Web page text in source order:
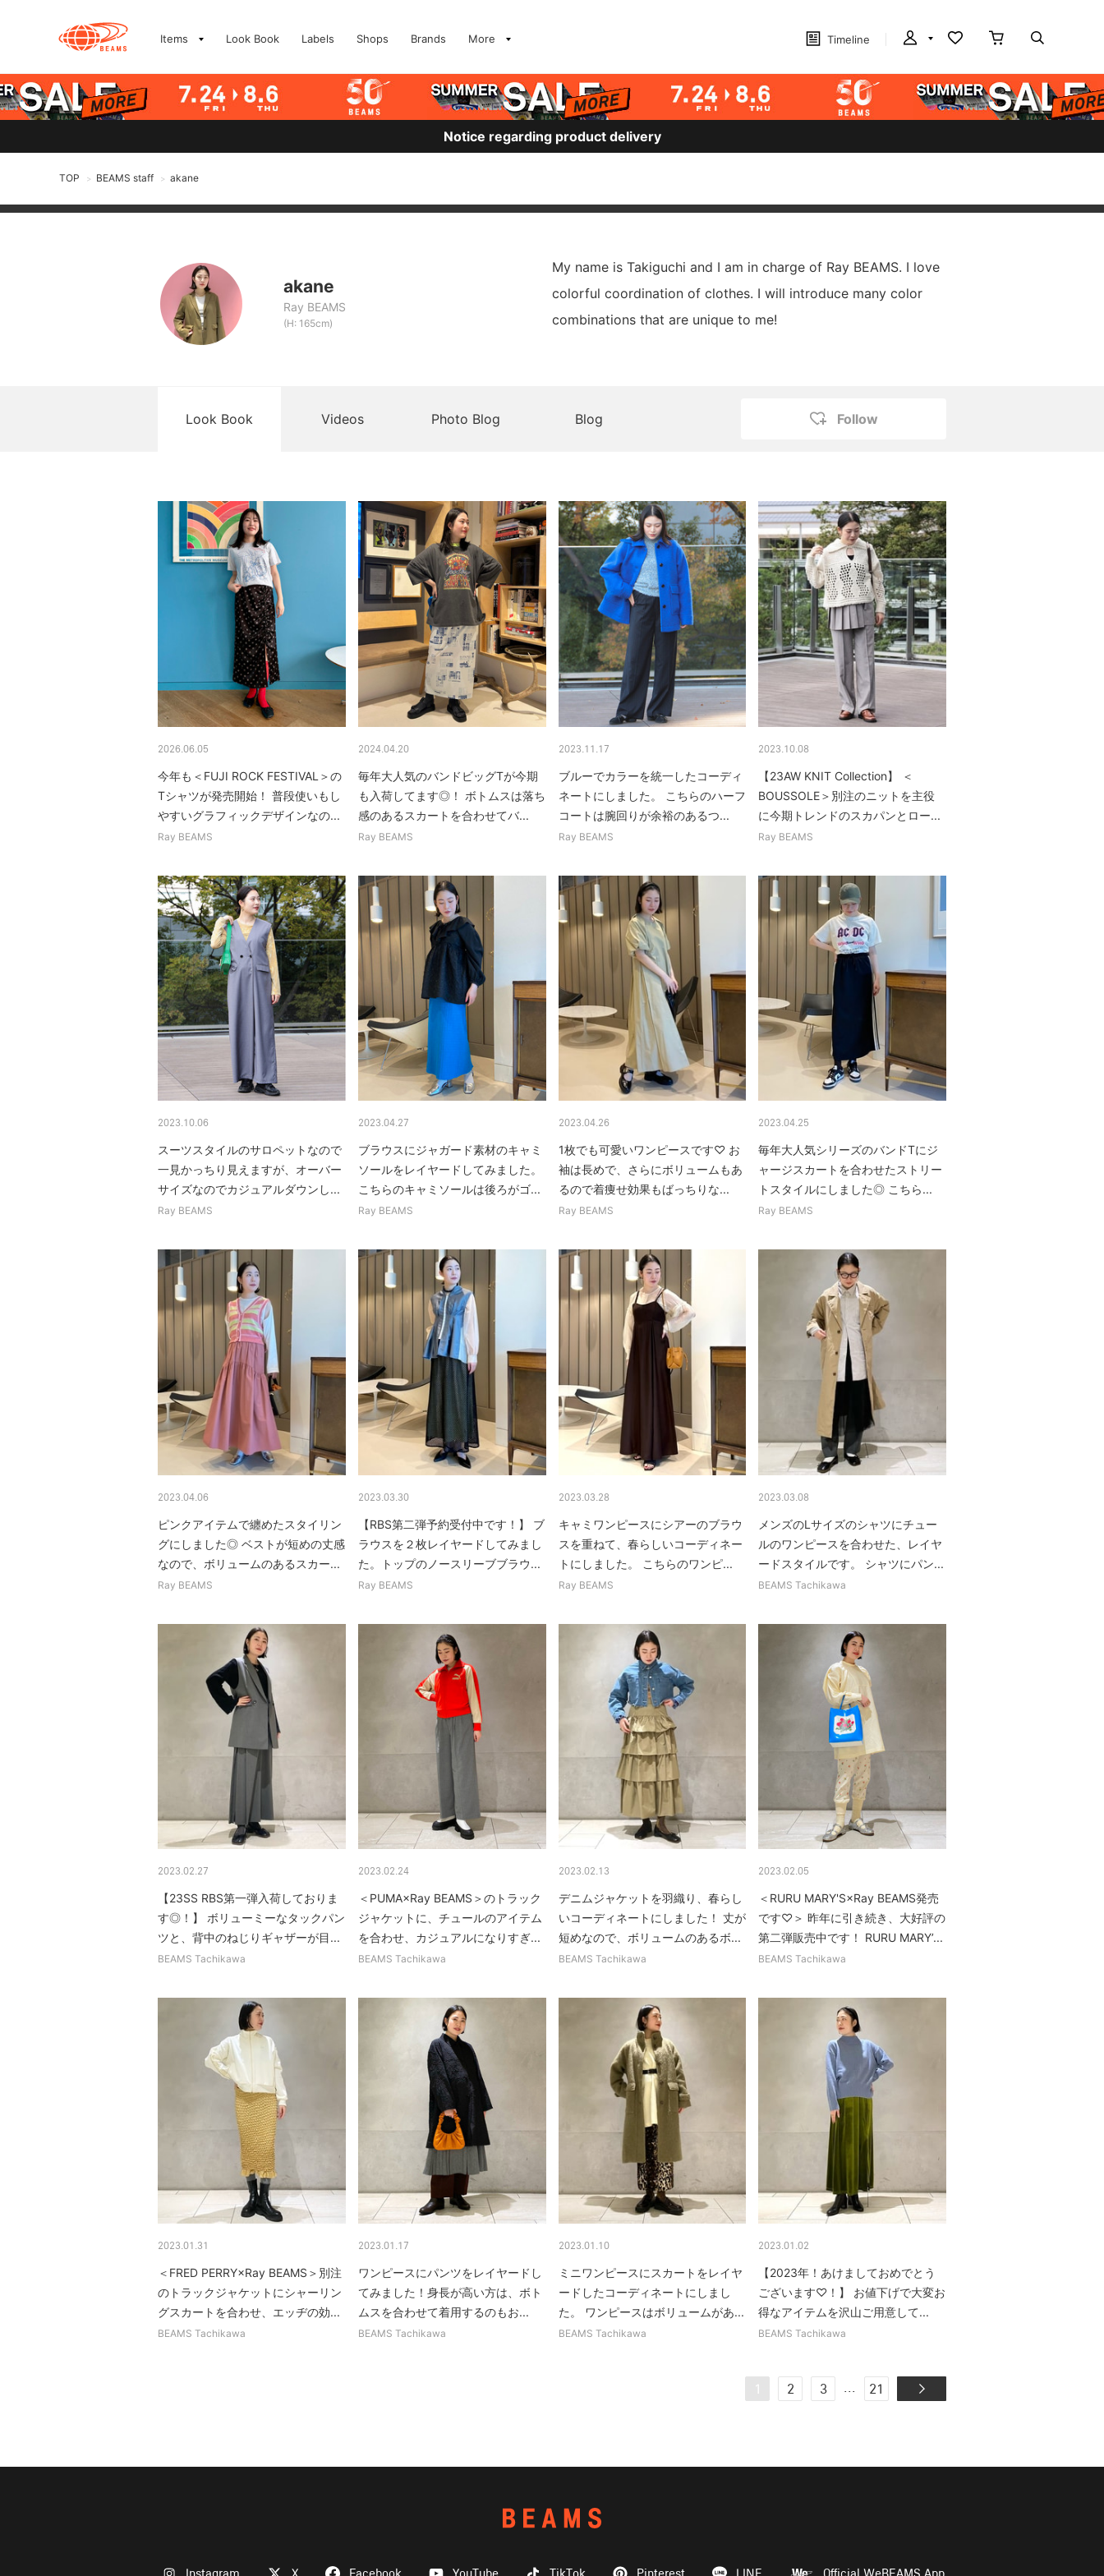
Items Look Book Labels Shops Brands More Timeline
Notice regarding product delivery
TOP > BEAMS staff > akane
akane
Ray BEAMS
(H: 165cm)
My name is Takiguchi and I am in charge of Ray BEAMS. I love
colorful coordination of clothes. I will introduce many color
combinations that are unique to me!
Look Book Videos Photo Blog Blog Follow
2026.06.05
今年も＜FUJI ROCK FESTIVAL＞の
Tシャツが発売開始！ 普段使いもし
やすいグラフィックデザインなの...
Ray BEAMS
2024.04.20
毎年大人気のバンドビッグTが今期
も入荷してます◎！ ボトムスは落ち
感のあるスカートを合わせてバ...
Ray BEAMS
2023.11.17
ブルーでカラーを統一したコーディ
ネートにしました。 こちらのハーフ
コートは腕回りが余裕のあるつ...
Ray BEAMS
2023.10.08
【23AW KNIT Collection】 ＜
BOUSSOLE＞別注のニットを主役
に今期トレンドのスカパンとロー...
Ray BEAMS
2023.10.06
スーツスタイルのサロペットなので
一見かっちり見えますが、オーバー
サイズなのでカジュアルダウンし...
Ray BEAMS
2023.04.27
ブラウスにジャガード素材のキャミ
ソールをレイヤードしてみました。
こちらのキャミソールは後ろがゴ...
Ray BEAMS
2023.04.26
1枚でも可愛いワンピースです♡ お
袖は長めで、さらにボリュームもあ
るので着痩せ効果もばっちりな...
Ray BEAMS
2023.04.25
毎年大人気シリーズのバンドTにジ
ャージスカートを合わせたストリー
トスタイルにしました◎ こちら...
Ray BEAMS
2023.04.06
ピンクアイテムで纏めたスタイリン
グにしました◎ ベストが短めの丈感
なので、ボリュームのあるスカー...
Ray BEAMS
2023.03.30
【RBS第二弾予約受付中です！】 ブ
ラウスを２枚レイヤードしてみまし
た。トップのノースリーブブラウ...
Ray BEAMS
2023.03.28
キャミワンピースにシアーのブラウ
スを重ねて、春らしいコーディネー
トにしました。 こちらのワンピ...
Ray BEAMS
2023.03.08
メンズのLサイズのシャツにチュー
ルのワンピースを合わせた、レイヤ
ードスタイルです。 シャツにパン...
BEAMS Tachikawa
2023.02.27
【23SS RBS第一弾入荷しておりま
す◎！】 ボリューミーなタックパン
ツと、背中のねじりギャザーが目...
BEAMS Tachikawa
2023.02.24
＜PUMA×Ray BEAMS＞のトラック
ジャケットに、チュールのアイテム
を合わせ、カジュアルになりすぎ...
BEAMS Tachikawa
2023.02.13
デニムジャケットを羽織り、春らし
いコーディネートにしました！ 丈が
短めなので、ボリュームのあるボ...
BEAMS Tachikawa
2023.02.05
＜RURU MARY'S×Ray BEAMS発売
です♡＞ 昨年に引き続き、大好評の
第二弾販売中です！ RURU MARY’...
BEAMS Tachikawa
2023.01.31
＜FRED PERRY×Ray BEAMS＞別注
のトラックジャケットにシャーリン
グスカートを合わせ、エッヂの効...
BEAMS Tachikawa
2023.01.17
ワンピースにパンツをレイヤードし
てみました！身長が高い方は、ボト
ムスを合わせて着用するのもお...
BEAMS Tachikawa
2023.01.10
ミニワンピースにスカートをレイヤ
ードしたコーディネートにしまし
た。 ワンピースはボリュームがあ...
BEAMS Tachikawa
2023.01.02
【2023年！あけましておめでとう
ございます♡！】 お値下げで大変お
得なアイテムを沢山ご用意して...
BEAMS Tachikawa
1 2 3 ... 21